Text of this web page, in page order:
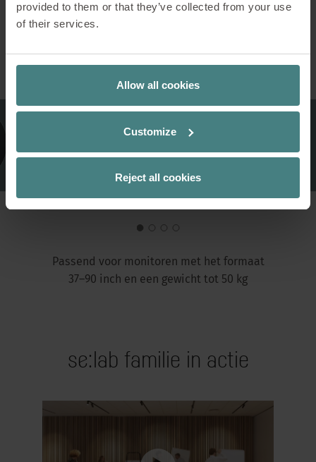
provided to them or that they’ve collected from your use
of their services.
Allow all cookies
Customize
Reject all cookies
Details
Passend voor monitoren met het formaat
37–90 inch en een gewicht tot 50 kg
se:lab familie in actie